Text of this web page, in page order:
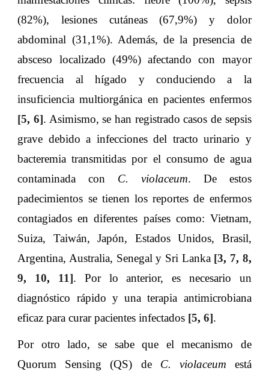
(82%), lesiones cutáneas (67,9%) y dolor
abdominal (31,1%). Además, de la presencia de
absceso localizado (49%) afectando con mayor
frecuencia al hígado y conduciendo a la
insuficiencia multiorgánica en pacientes enfermos
[5,6]. Asimismo, se han registrado casos de sepsis
grave debido a infecciones del tracto urinario y
bacteremia transmitidas por el consumo de agua
contaminada con C. violaceum. De estos
padecimientos se tienen los reportes de enfermos
contagiados en diferentes países como: Vietnam,
Suiza, Taiwán, Japón, Estados Unidos, Brasil,
Argentina, Australia, Senegal y Sri Lanka [3, 7, 8,
9, 10, 11]. Por lo anterior, es necesario un
diagnóstico rápido y una terapia antimicrobiana
eficaz para curar pacientes infectados [5,6].
Por otro lado, se sabe que el mecanismo de
Quorum Sensing (QS) de C. violaceum está